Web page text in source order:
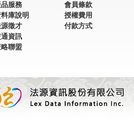
品服務
料庫說明
徵才
資訊
聯盟
會員條款
授權費用
付款方式